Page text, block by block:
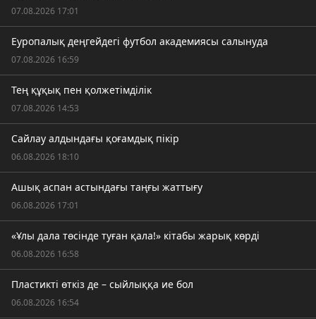
07.08.2026 17:01
Еуропалық деңгейдегі футбол академиясы салынуда
07.08.2026 16:59
Тең құқық пен қолжетімділік
07.08.2026 14:53
Сайлау алдындағы қоғамдық пікір
06.08.2026 18:10
Ашық аспан астындағы таңғы жаттығу
06.08.2026 17:01
«Ұлы дала төсінде туған қала!» кітабы жарық көрді
06.08.2026 16:58
Пластикті өткіз де – сыйлыққа ие бол
06.08.2026 16:54